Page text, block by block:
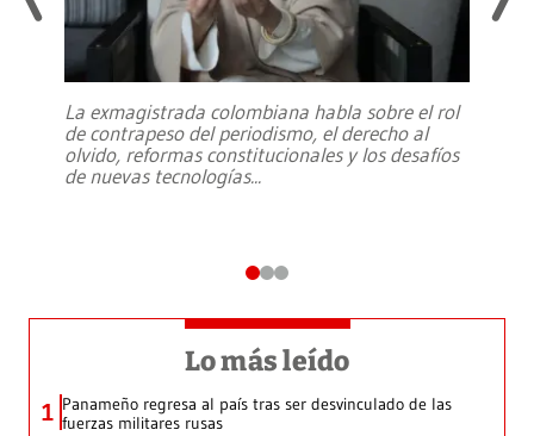
La exmagistrada colombiana habla sobre el rol
de contrapeso del periodismo, el derecho al
olvido, reformas constitucionales y los desafíos
de nuevas tecnologías...
Lo más leído
1 Panameño regresa al país tras ser desvinculado de las
fuerzas militares rusas